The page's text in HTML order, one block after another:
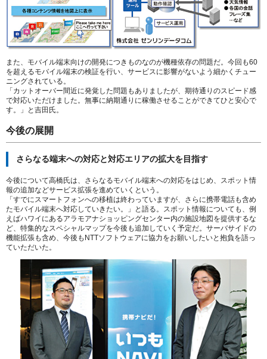
また、モバイル端末向けの開発につきものなのが機種依存の問題だ。今回も60
を超えるモバイル端末の検証を行い、サービスに影響がないよう細かくチュー
ニングされている。
「カットオーバー間近に発覚した問題もありましたが、期待通りのスピード感
で対応いただけました。無事に納期通りに稼働させることができてひと安心で
す。」
と吉田氏。
今後の展開
さらなる端末への対応と対応エリアの拡大を目指す
今後について高橋氏は、さらなるモバイル端末への対応をはじめ、スポット情
報の追加などサービス拡張を進めていくという。
「すでにスマートフォンへの移植は終わっていますが、さらに携帯電話も含め
たモバイル端末へ対応していきたい。」
と語る。スポット情報についても、例
えばハワイにあるアラモアナショッピングセンター内の施設地図を提供するな
ど、特集的なスペシャルマップを今後も追加していく予定だ。サーバサイドの
機能拡張も含め、今後もNTTソフトウェアに協力をお願いしたいと抱負を語っ
ていただいた。